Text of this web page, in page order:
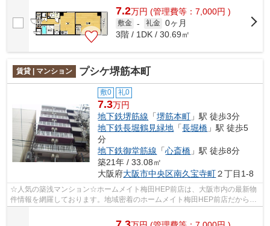
7.2万円 (管理費等：7,000円 )
敷金 - 礼金 0ヶ月
3階 / 1DK / 30.69㎡
賃貸 | マンション プシケ堺筋本町
敷0 礼0
7.3万円
地下鉄堺筋線 「堺筋本町 」駅 徒歩3分
地下鉄長堀鶴見緑地 「長堀橋 」駅 徒歩5
分
地下鉄御堂筋線 「心斎橋 」駅 徒歩8分
築21年 / 33.08㎡
大阪府大阪市中央区南久宝寺町２丁目1-8
☆人気の築浅マンション☆ホームメイト梅田HEP前店は、大阪市内の最新物
件情報を網羅しております。地域密着のホームメイト梅田HEP前店だからで